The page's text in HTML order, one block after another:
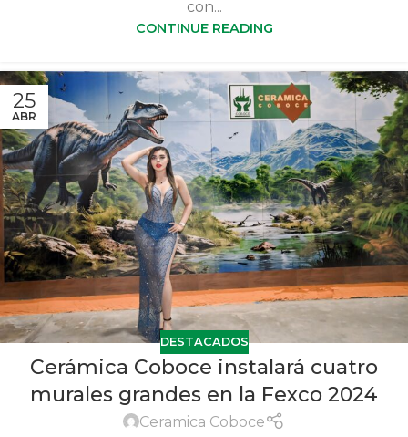
con...
CONTINUE READING
25
ABR
DESTACADOS
Cerámica Coboce instalará cuatro
murales grandes en la Fexco 2024
Ceramica Coboce